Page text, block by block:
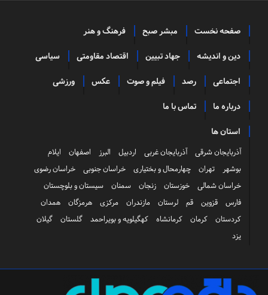
صفحه نخست مبشر صبح فرهنگ و هنر
دین و اندیشه جهاد تبیین اقتصاد مقاومتی سیاسی
اجتماعی رصد فیلم و صوت عکس ورزشی
درباره ما تماس با ما
استان ها
آذربایجان شرقی آذربایجان غربی اردبیل البرز اصفهان
ایلام
بوشهر
تهران چهارمحال و بختیاری خراسان جنوبی
خراسان رضوی
خراسان شمالی
خوزستان زنجان سمنان
سیستان و بلوچستان
فارس
قزوین قم لرستان مازندران مرکزی هرمزگان
همدان
کردستان
کرمان کرمانشاه کهگیلویه و بویراحمد گلستان
گیلان
یزد